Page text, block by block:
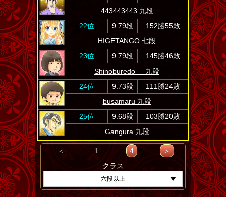
443443443 九段
22位
9.79段
152勝55敗
HIGETANGO 七段
23位
9.79段
145勝46敗
Shinoburedo__ 九段
24位
9.73段
111勝24敗
busamaru 九段
25位
9.68段
103勝20敗
Gangura 九段
＜ 1 4
＞
クラス
六段以上